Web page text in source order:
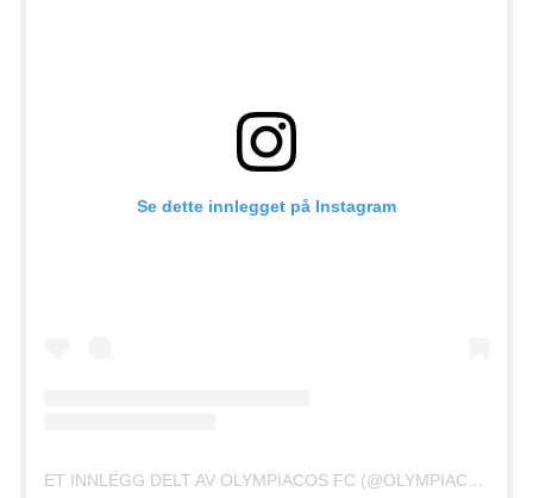
Se dette innlegget på Instagram
ET INNLEGG DELT AV OLYMPIACOS FC (@OLYMPIACOSFC)